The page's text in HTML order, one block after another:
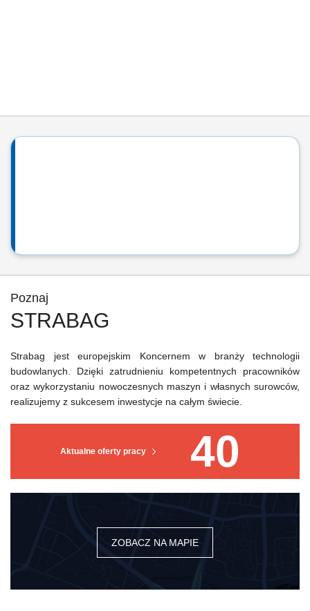
Poznaj
STRABAG
Aktualne oferty pracy 40
ZOBACZ NA MAPIE
Strabag jest europejskim Koncernem w branży technologii
budowlanych. Dzięki zatrudnieniu kompetentnych pracowników
oraz wykorzystaniu nowoczesnych maszyn i własnych surowców,
realizujemy z sukcesem inwestycje na całym świecie.